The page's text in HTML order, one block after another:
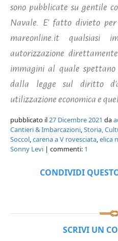
sono pubblicate su gentile
Navale. E' fatto divieto
mareonline.it qualsiasi
autorizzazione
immagini al quale
dalla legge sul diritto
utilizzazione economica e
pubblicato il27 Dicembre 2021 da
Cantieri & Imbarcazioni,Storia,
Soccol,carena a V rovesciata,elica
Sonny Levi | commenti: 1
CONDIVIDI
SCRIVI UN